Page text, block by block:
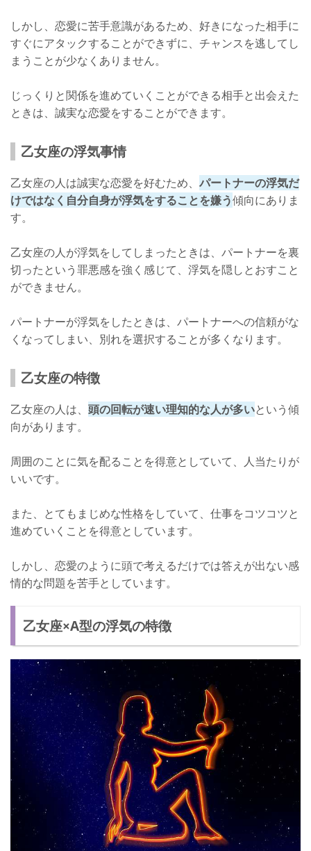
しかし、恋愛に苦手意識があるため、好きになった相手に
すぐにアタックすることができずに、チャンスを逃してし
まうことが少なくありません。
じっくりと関係を進めていくことができる相手と出会えた
ときは、誠実な恋愛をすることができます。
乙女座の浮気事情
乙女座の人は誠実な恋愛を好むため、 パートナーの浮気だ
けではなく自分自身が浮気をすることを嫌う傾向にありま
す。
乙女座の人が浮気をしてしまったときは、パートナーを裏
切ったという罪悪感を強く感じて、浮気を隠しとおすこと
ができません。
パートナーが浮気をしたときは、パートナーへの信頼がな
くなってしまい、別れを選択することが多くなります。
乙女座の特徴
乙女座の人は、 頭の回転が速い理知的な人が多いという傾
向があります。
周囲のことに気を配ることを得意としていて、人当たりが
いいです。
また、とてもまじめな性格をしていて、仕事をコツコツと
進めていくことを得意としています。
しかし、恋愛のように頭で考えるだけでは答えが出ない感
情的な問題を苦手としています。
乙女座×A型の浮気の特徴